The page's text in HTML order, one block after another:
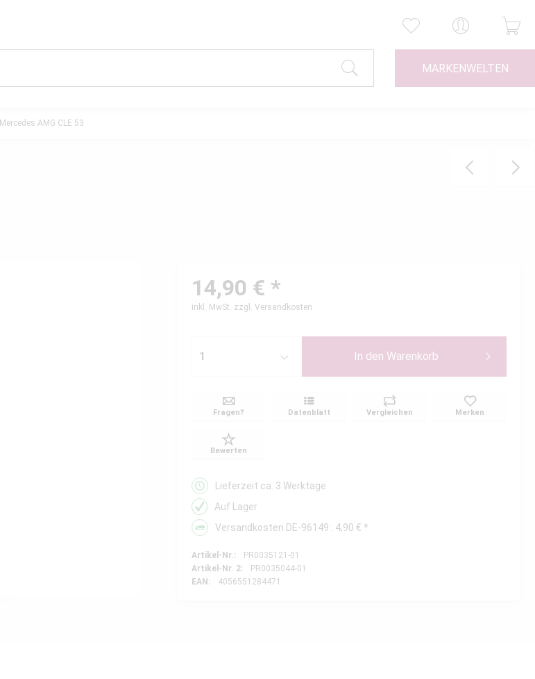
MARKENWELTEN
Mercedes AMG CLE 53
14,90 € *
inkl. MwSt. zzgl. Versandkosten
In den Warenkorb
Fragen? Datenblatt Vergleichen Merken
Bewerten
Lieferzeit ca. 3 Werktage
Auf Lager
Versandkosten DE-96149 : 4,90 € *
Artikel-Nr.:
PR0035121-01
Artikel-Nr. 2:
PR0035044-01
EAN:
4056551284471